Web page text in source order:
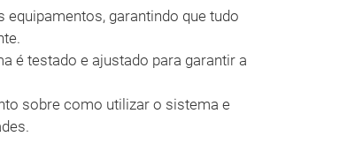
equipamentos, garantindo que tudo
é testado e ajustado para garantir a
sobre como utilizar o sistema e